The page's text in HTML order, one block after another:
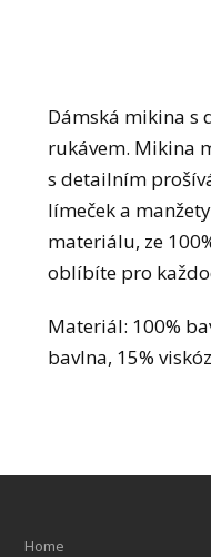
Dámská mikina s
rukávem. Mikina
s detailním
límeček a
materiálu, ze
oblíbíte pro
Materiál: 100%
bavlna, 15%
Home